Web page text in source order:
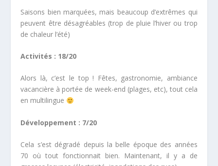
Saisons bien marquées, mais beaucoup d’extrêmes qui
peuvent être désagréables (trop de pluie l’hiver ou trop
de chaleur l’été)
Activités : 18/20
Alors là, c’est le top ! Fêtes, gastronomie, ambiance
vacancière à portée de week-end (plages, etc), tout cela
en multilingue
Développement : 7/20
Cela s’est dégradé depuis la belle époque des années
70 où tout fonctionnait bien. Maintenant, il y a de